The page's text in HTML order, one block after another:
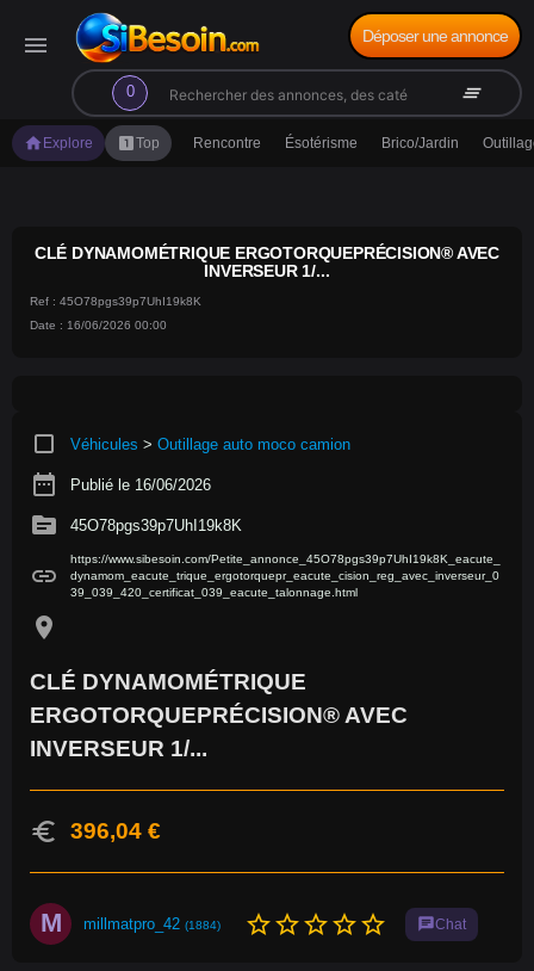
menu
0
search clear_all
Déposer une annonce
home Explore looks_oneTop Rencontre Ésotérisme Brico/Jardin
CLÉ DYNAMOMÉTRIQUE ERGOTORQUEPRÉCISION® AVEC
INVERSEUR 1/...
Ref : 45O78pgs39p7UhI19k8K
Date : 16/06/2026 00:00
crop_square Véhicules > Outillage auto moco camion
date_range Publié le 16/06/2026
source 45O78pgs39p7UhI19k8K
link
https://www.sibesoin.com/Petite_annonce_45O78pgs39p7UhI19k8K_eacute_
dynamom_eacute_trique_ergotorquepr_eacute_cision_reg_avec_inverseur_0
39_039_420_certificat_039_eacute_talonnage.html
location_on
CLÉ DYNAMOMÉTRIQUE
ERGOTORQUEPRÉCISION® AVEC
INVERSEUR 1/...
euro 396,04 €
M millmatpro_42 (1884) star_borderstar_borderstar_borderstar_borderstar_border chatChat